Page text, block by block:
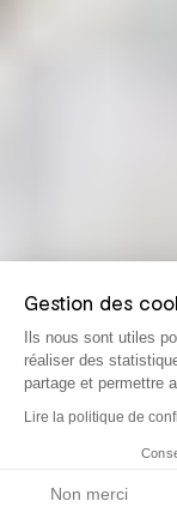
LE 13 FÉVRIER 2018
Gestion des
Ils nous sont utiles
réaliser des
partage et permettre
Lire la politique de
Non merci